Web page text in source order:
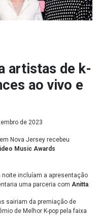
artistas de k-
ao vivo e
de 2023
Nova Jersey recebeu
Music Awards
incluíam a apresentação
uma parceria com Anitta.
sairiam da premiação de
de Melhor K-pop pela faixa